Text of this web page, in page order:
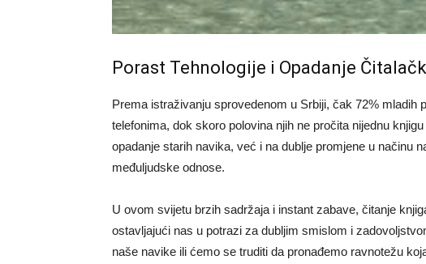
Porast Tehnologije i Opadanje
Prema istraživanju sprovedenom u Srbiji, čak 72% mladih
telefonima, dok skoro polovina njih ne pročita nijednu
opadanje starih navika, već i na dublje promjene u načinu
međuljudske odnose.
U ovom svijetu brzih sadržaja i instant zabave, čitanje
ostavljajući nas u potrazi za dubljim smislom i
naše navike ili ćemo se truditi da pronađemo ravnotežu